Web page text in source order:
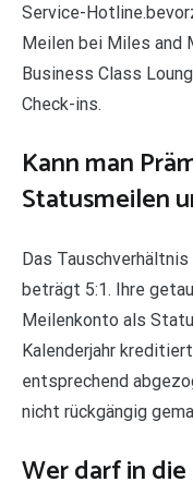
Service-
Meilen bei Miles and
Business Class
Check-ins.
Kann man
Statusmeilen
Das
beträgt 5:1. Ihre
Meilenkonto als
Kalenderjahr
entsprechend
nicht rückgängig
Wer darf in